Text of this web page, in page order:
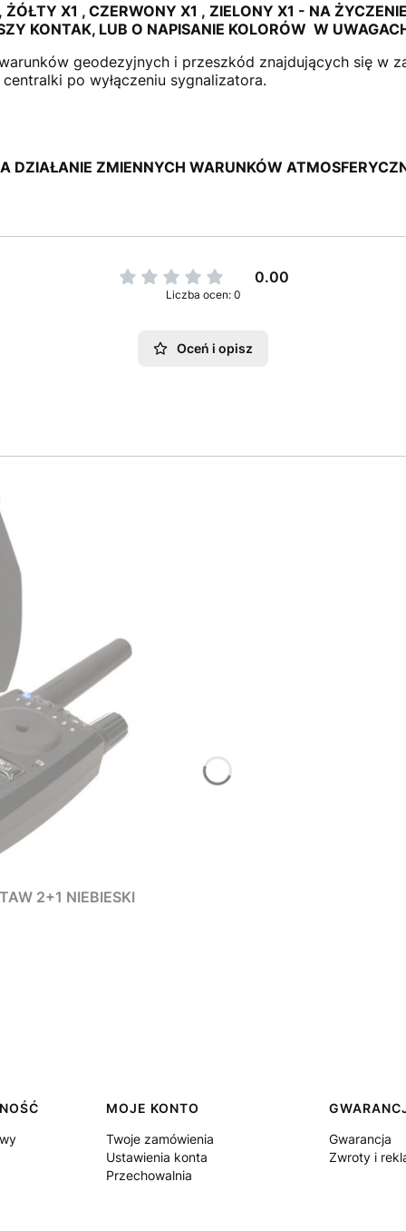
ŻÓŁTY X1 , CZERWONY X1 , ZIELONY X1 - NA
KONTAK, LUB O NAPISANIE KOLORÓW W
geodezyjnych i przeszkód znajdujących się w
po wyłączeniu sygnalizatora.
DZIAŁANIE ZMIENNYCH WARUNKÓW
0.00
Liczba ocen: 0
Oceń i opisz
2+1 NIEBIESKI
MOJE KONTO
Twoje zamówienia
Ustawienia konta
Przechowalnia
Gwarancja
Zwroty i